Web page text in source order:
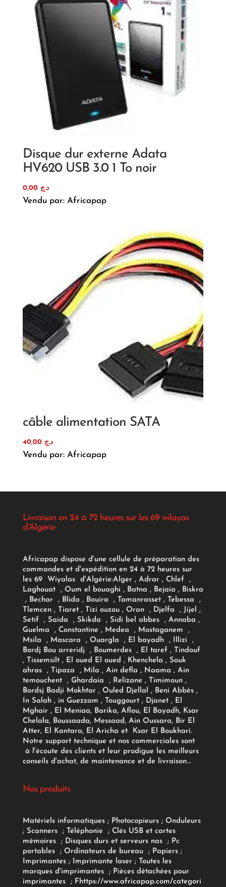
Disque dur externe Adata
HV620 USB 3.0 1 To noir
د.ج 0,00
Vendu par: Africapap
câble alimentation SATA
د.ج 40,00
Vendu par: Africapap
Livraison en 24 à 72 heures sur les 69 wilayas
d'Algérie
Africapap dispose d'une cellule de préparation des
commandes et d'expédition en 24 à 72 heures sur
les 69 Wiyalas d'Algérie:Alger , Adrar, Chlef ,
Laghouat , Oum el bouaghi , Batna , Bejaia , Biskra
, Bechar , Blida , Bouira , Tamanrasset , Tebessa ,
Tlemcen , Tiaret , Tizi ouzou , Oran , Djelfa , Jijel ,
Setif , Saida , Skikda , Sidi bel abbes , Annaba ,
Guelma , Constantine , Medea , Mostaganem ,
Msila , Mascara , Ouargla , El bayadh , Illizi ,
Bordj Bou arreridj , Boumerdes , El taref , Tindouf
, Tissemsilt , El oued El oued , Khenchela , Souk
ahras , Tipaza , Mila , Ain defla , Naama , Ain
temouchent , Ghardaia , Relizane , Timimoun ,
Bordsj Badji Mokhtar , Ouled Djellal , Beni Abbès ,
In Salah , in Guezzam , Touggourt , Djanet , El
Mghair , El Meniaa, Barika, Aflou, El Bayadh, Ksar
Chelala, Boussaada, Messaad, Ain Oussara, Bir El
Atter, El Kantara, El Aricha et Ksar El Boukhari.
Notre support technique et nos commerciales sont
à l'écoute des clients et leur prodigue les meilleurs
conseils d'achat, de maintenance et de livraison...
Nos produits
Matériels informatiques; Photocopieurs; Onduleurs
; Scanners ; Téléphonie ; Clés USB et cartes
mémoires
; Disques durs et serveurs nas ; Pc
portables
; Ordinateurs de bureau ; Papiers;
Imprimantes;Imprimante laser; Toutes les
marques d'imprimantes
; Pièces détachées pour
imprimantes
; F https://www.africapap.com/categori